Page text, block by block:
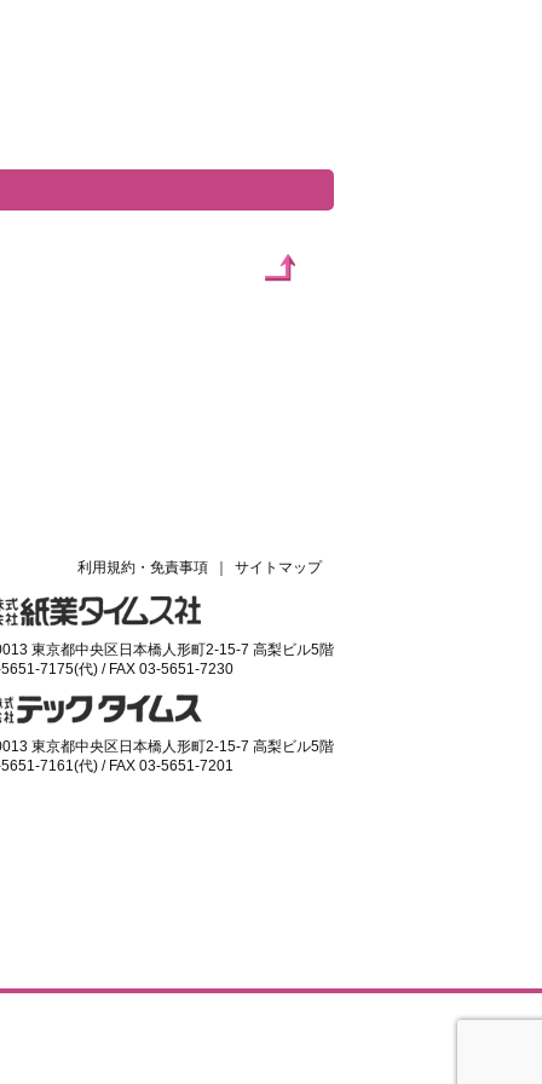
サイトマップ
利用規約・免責事項
東京都中央区日本橋人形町2-15-7 高梨ビル5階
7175(代) / FAX 03-5651-7230
東京都中央区日本橋人形町2-15-7 高梨ビル5階
7161(代) / FAX 03-5651-7201